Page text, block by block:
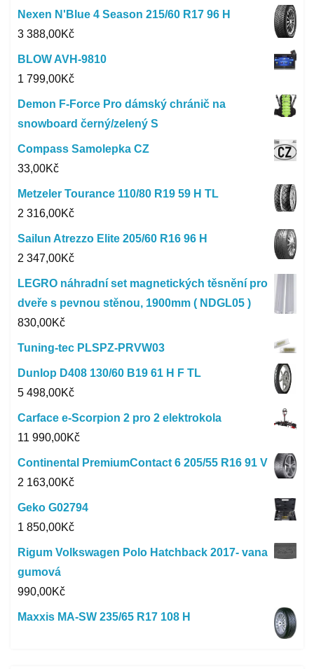
Nexen N'Blue 4 Season 215/60 R17 96 H
3 388,00Kč
BLOW AVH-9810
1 799,00Kč
Demon F-Force Pro dámský chránič na
snowboard černý/zelený S
Compass Samolepka CZ
33,00Kč
Metzeler Tourance 110/80 R19 59 H TL
2 316,00Kč
Sailun Atrezzo Elite 205/60 R16 96 H
2 347,00Kč
LEGRO náhradní set magnetických těsnění pro
dveře s pevnou stěnou, 1900mm ( NDGL05 )
830,00Kč
Tuning-tec PLSPZ-PRVW03
Dunlop D408 130/60 B19 61 H F TL
5 498,00Kč
Carface e-Scorpion 2 pro 2 elektrokola
11 990,00Kč
Continental PremiumContact 6 205/55 R16 91 V
2 163,00Kč
Geko G02794
1 850,00Kč
Rigum Volkswagen Polo Hatchback 2017- vana
gumová
990,00Kč
Maxxis MA-SW 235/65 R17 108 H